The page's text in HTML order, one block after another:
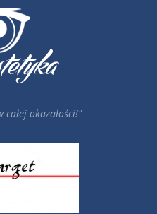
okazałości!"